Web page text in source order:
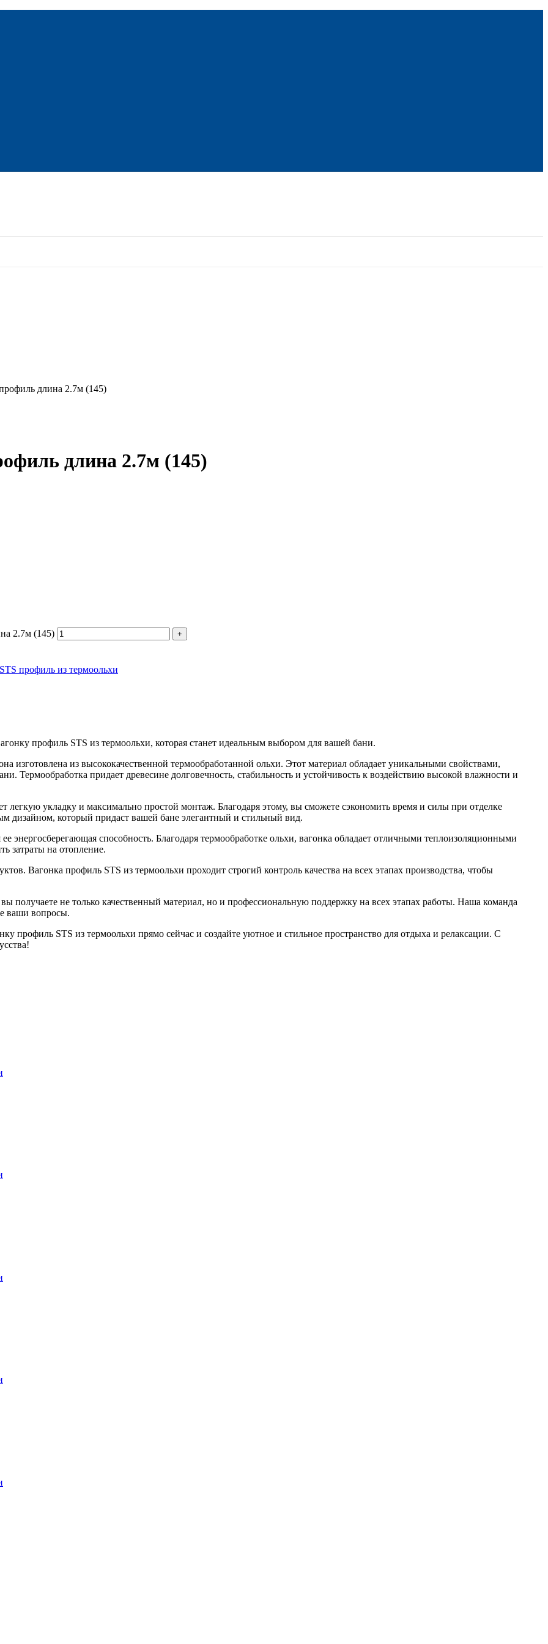
длина 2.7м (145)
длина 2.7м (145)
2.7м (145)
профиль из термоольхи
профиль STS из термоольхи, которая станет идеальным выбором для вашей бани.
изготовлена из высококачественной термообработанной ольхи. Этот материал обладает уникальными свойствами,
Термообработка придает древесине долговечность, стабильность и устойчивость к воздействию высокой влажности и
легкую укладку и максимально простой монтаж. Благодаря этому, вы сможете сэкономить время и силы при отделке
дизайном, который придаст вашей бане элегантный и стильный вид.
энергосберегающая способность. Благодаря термообработке ольхи, вагонка обладает отличными теплоизоляционными
затраты на отопление.
Вагонка профиль STS из термоольхи проходит строгий контроль качества на всех этапах производства, чтобы
получаете не только качественный материал, но и профессиональную поддержку на всех этапах работы. Наша команда
ваши вопросы.
профиль STS из термоольхи прямо сейчас и создайте уютное и стильное пространство для отдыха и релаксации. С